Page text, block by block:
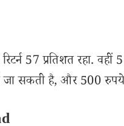
57 प्रतिशत रहा. वहीं
सकती है, और 500